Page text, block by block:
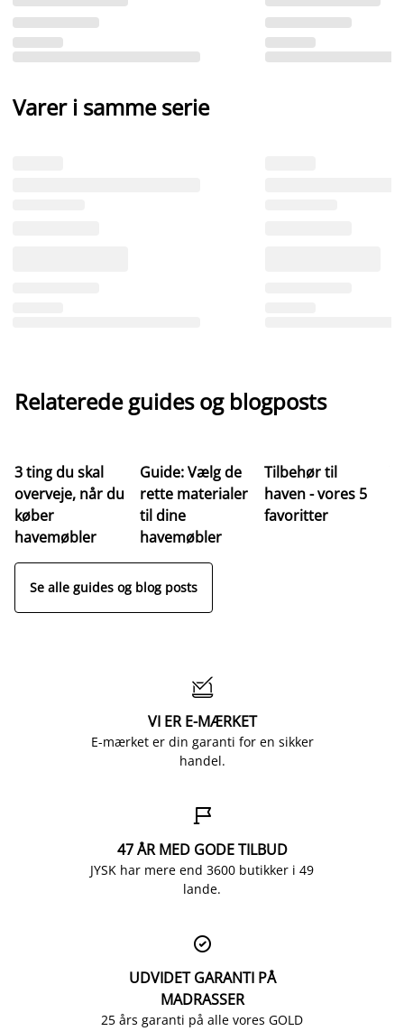
Varer i samme serie
Relaterede guides og blogposts
3 ting du skal
overveje, når du
køber
havemøbler
Guide: Vælg de
rette materialer
til dine
havemøbler
Tilbehør til
haven - vores 5
favoritter
Se alle guides og blog posts

VI ER E-MÆRKET
E-mærket er din garanti for en sikker
handel.

47 ÅR MED GODE TILBUD
JYSK har mere end 3600 butikker i 49
lande.

UDVIDET GARANTI PÅ
MADRASSER
25 års garanti på alle vores GOLD